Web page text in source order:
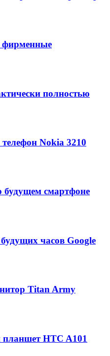
фирменные
полностью
Nokia 3210
будущем смартфоне
часов Google
Titan Army
HTC A101